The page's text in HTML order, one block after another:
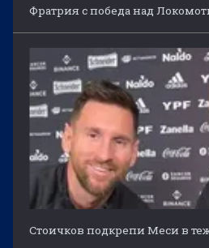
Фратрия с победа над
Стоичков подкрепи Меси в